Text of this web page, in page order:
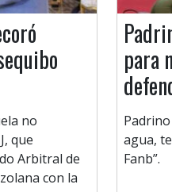
no
que
Arbitral de
con la
para
agua,
Fanb”.